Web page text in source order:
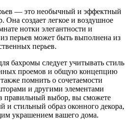
— это необычный и эффектный
Она создает легкое и воздушное
нотки элегантности и
перьев может быть выполнена из
перьев.
бахромы следует учитывать стиль
проемов и общую концепцию
помнить о сочетаемости
и другими элементами
правильный выбор, вы сможете
и стильный образ оконного декора,
украшением вашего дома.